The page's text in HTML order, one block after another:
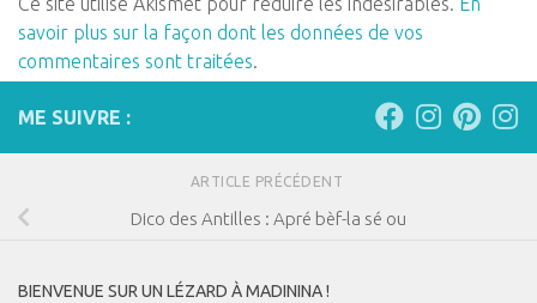
savoir plus sur la façon dont les données de vos
commentaires sont traitées.
ME SUIVRE :
ARTICLE PRÉCÉDENT
Dico des Antilles : Apré bèf-la sé ou
BIENVENUE SUR UN LÉZARD À MADININA !